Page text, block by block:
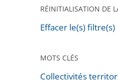
pour
après
RÉINITIALISATION DE
Effacer le(s) filtre(s)
MOTS CLÉS
Collectivités